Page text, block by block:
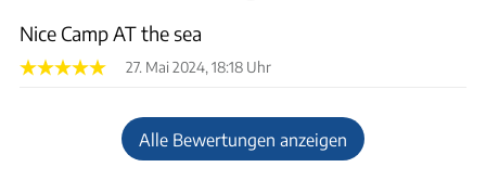
Nice Camp AT the sea
27. Mai 2024, 18:18 Uhr
Alle Bewertungen anzeigen